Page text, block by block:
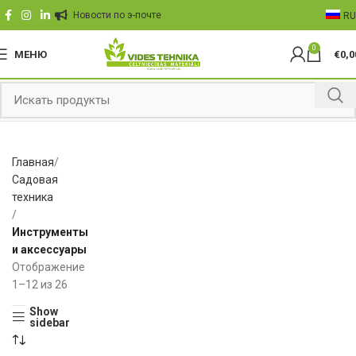
Hовости по э-почте RU
МЕНЮ
0
€
Главная
Садовая
техника
Инструменты
и аксессуары
Отображение
1–12 из 26
Show
sidebar